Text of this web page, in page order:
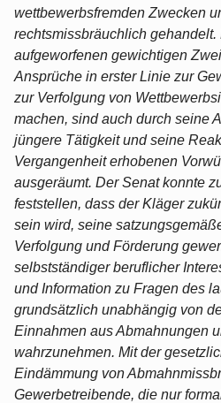
wettbewerbsfremden Zwecken
rechtsmissbräuchlich
aufgeworfenen gewichtigen
Ansprüche in erster Linie zur
zur Verfolgung von
machen, sind auch durch seine
jüngere Tätigkeit und seine
Vergangenheit erhobenen
ausgeräumt. Der Senat konnte
feststellen, dass der Kläger
sein wird, seine
Verfolgung und Förderung
selbstständiger beruflicher
und Information zu Fragen des
grundsätzlich unabhängig von
Einnahmen aus Abmahnungen
wahrzunehmen. Mit der
Eindämmung von
Gewerbetreibende, die nur